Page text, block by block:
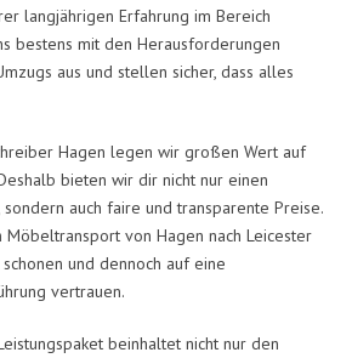
langjährigen Erfahrung im Bereich
bestens mit den Herausforderungen
aus und stellen sicher, dass alles
Hagen legen wir großen Wert auf
bieten wir dir nicht nur einen
auch faire und transparente Preise.
Möbeltransport von Hagen nach Leicester
und dennoch auf eine
vertrauen.
beinhaltet nicht nur den